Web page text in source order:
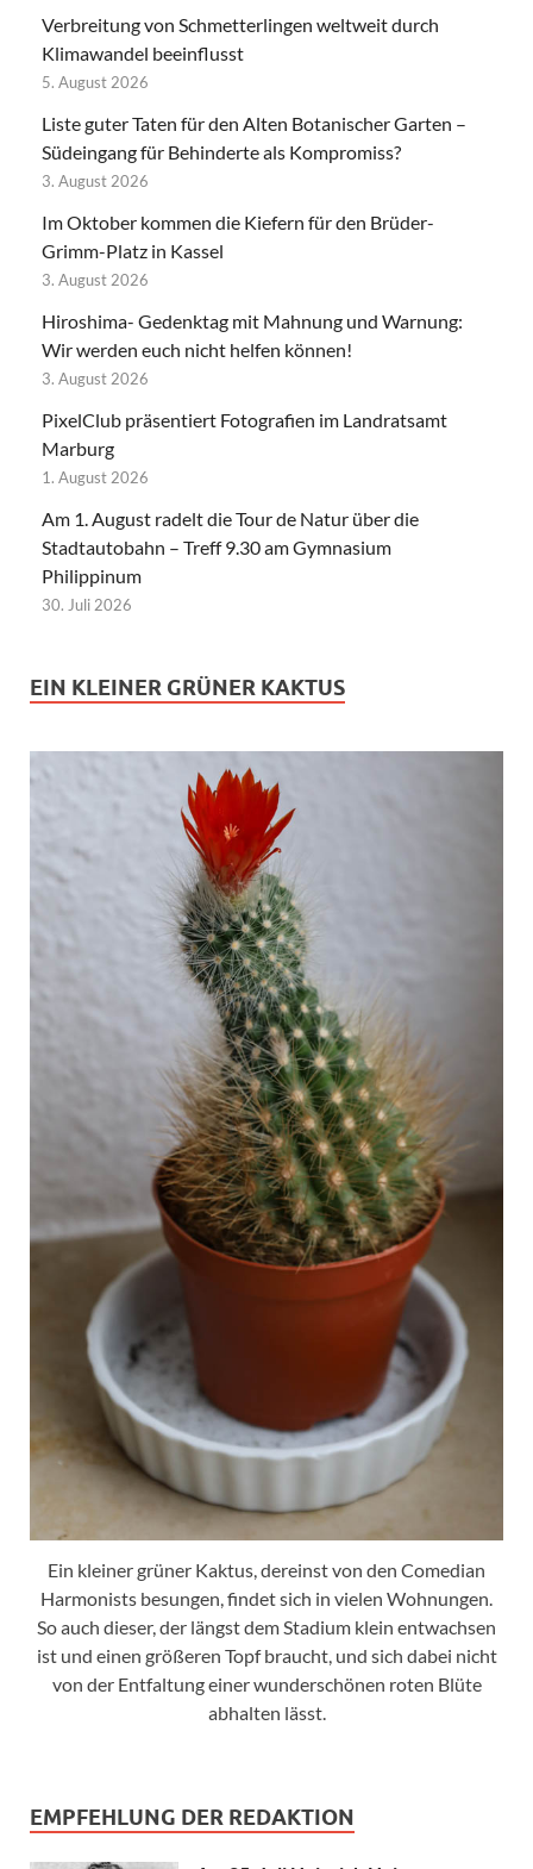
Verbreitung von Schmetterlingen weltweit durch
Klimawandel beeinflusst
5. August 2026
Liste guter Taten für den Alten Botanischer Garten –
Südeingang für Behinderte als Kompromiss?
3. August 2026
Im Oktober kommen die Kiefern für den Brüder-
Grimm-Platz in Kassel
3. August 2026
Hiroshima- Gedenktag mit Mahnung und Warnung:
Wir werden euch nicht helfen können!
3. August 2026
PixelClub präsentiert Fotografien im Landratsamt
Marburg
1. August 2026
Am 1. August radelt die Tour de Natur über die
Stadtautobahn – Treff 9.30 am Gymnasium
Philippinum
30. Juli 2026
EIN KLEINER GRÜNER KAKTUS
Ein kleiner grüner Kaktus, dereinst von den Comedian
Harmonists besungen, findet sich in vielen Wohnungen.
So auch dieser, der längst dem Stadium klein entwachsen
ist und einen größeren Topf braucht, und sich dabei nicht
von der Entfaltung einer wunderschönen roten Blüte
abhalten lässt.
EMPFEHLUNG DER REDAKTION